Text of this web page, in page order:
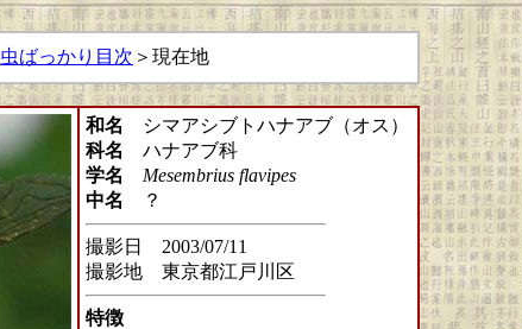
虫ばっかり目次 ＞現在地
和名
シマアシブトハナアブ（オス）
科名
ハナアブ科
学名
Mesembrius flavipes
中名
？
撮影日 2003/07/11
撮影地 東京都江戸川区
特徴